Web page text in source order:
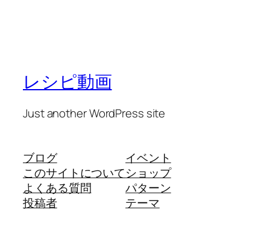
レシピ動画
Just another WordPress site
ブログ
このサイトについて
よくある質問
投稿者
イベント
ショップ
パターン
テーマ